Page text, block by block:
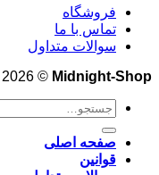
فروشگاه
تماس با ما
سوالات متداول
2026 © Midnight-Shop
جستجو
صفحه اصلی
قوانین